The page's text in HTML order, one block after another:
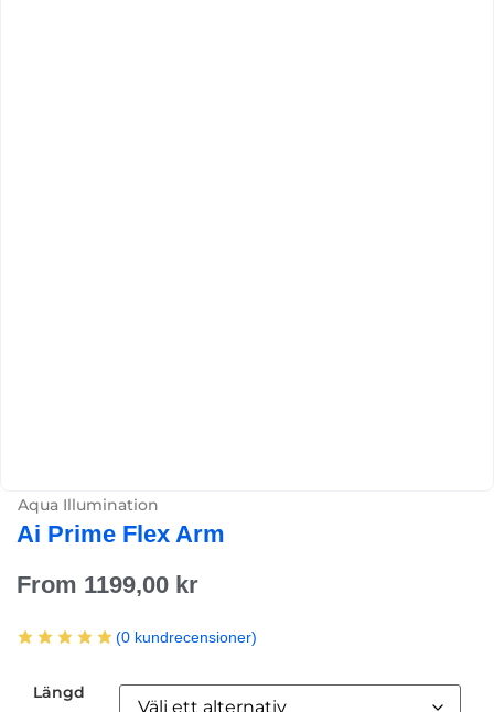
Aqua Illumination
Ai Prime Flex Arm
From 1199,00 kr
(0 kundrecensioner)
Längd